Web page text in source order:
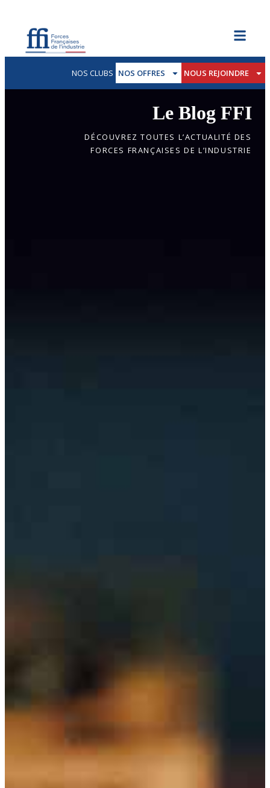
NOS CLUBS NOS OFFRES NOUS REJOINDRE
Le Blog FFI
DÉCOUVREZ TOUTES L’ACTUALITÉ DES
FORCES FRANÇAISES DE L’INDUSTRIE